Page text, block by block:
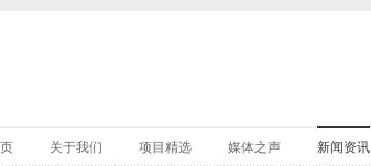
关于我们 项目精选 媒体之声 新闻资讯